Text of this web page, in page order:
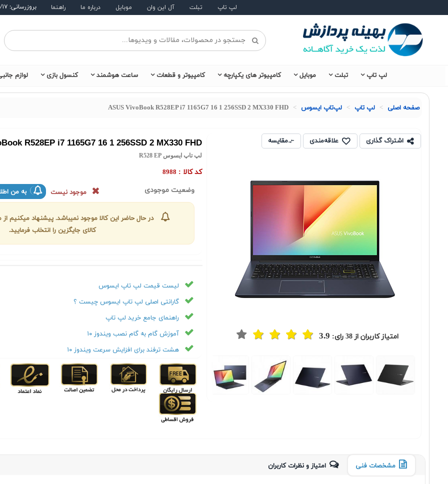
لپ تاپ تبلت آل این وان موبایل درباره ما راهنما بروزرسانی: ۱۴۰۵/۵/۱۷
لپ تاپ تبلت موبایل کامپیوتر های یکپارچه کامپیوتر و قطعات ساعت هوشمند کنسول بازی لوازم
صفحه اصلی لپ تاپ لپ‌تاپ ایسوس ASUS VivoBook R528EP i7 1165G7 16 1 256SSD 2 MX330 FHD
اشتراک گذاری علاقه‌مندی مقایسه
امتیاز کاربران از38رای: 3.9
Previous
Next
R528EP i7 1165G7 16 1 256SSD 2 MX330 FHD
لپ تاپ ایسوس R528 EP
کد کالا : 8988
وضعیت موجودی موجود نیست به من
در حال حاضر این کالا موجود نمیباشد. پیشنهاد میکنیم
کالای جایگزین را انتخاب فرمایید.
لیست قیمت لپ تاپ ایسوس
گارانتی اصلی لپ تاپ ایسوس چیست ؟
راهنمای جامع خرید لپ تاپ
آموزش گام به گام نصب ویندوز ۱۰
هشت ترفند برای افزایش سرعت ویندوز ۱۰
مشخصات فنی امتیاز و نظرات کاربران